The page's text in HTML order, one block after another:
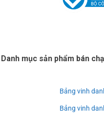
Danh mục sản phẩm bán
Bảng vinh
Bảng vinh